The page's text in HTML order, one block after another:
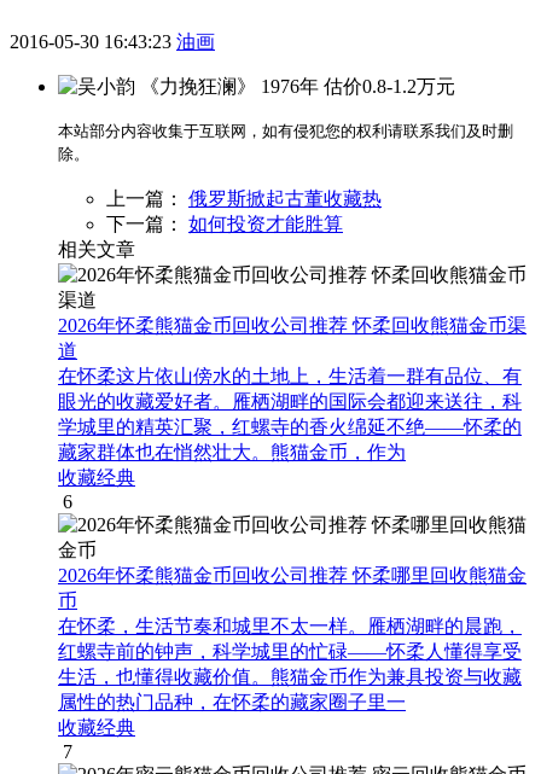
2016-05-30 16:43:23 油画
本站部分内容收集于互联网，如有侵犯您的权利请联系我们及时删
除。
上一篇： 俄罗斯掀起古董收藏热
下一篇： 如何投资才能胜算
相关文章
2026年怀柔熊猫金币回收公司推荐 怀柔回收熊猫金币渠
道
在怀柔这片依山傍水的土地上，生活着一群有品位、有
眼光的收藏爱好者。雁栖湖畔的国际会都迎来送往，科
学城里的精英汇聚，红螺寺的香火绵延不绝——怀柔的
藏家群体也在悄然壮大。熊猫金币，作为
收藏经典
6
2026年怀柔熊猫金币回收公司推荐 怀柔哪里回收熊猫金
币
在怀柔，生活节奏和城里不太一样。雁栖湖畔的晨跑，
红螺寺前的钟声，科学城里的忙碌——怀柔人懂得享受
生活，也懂得收藏价值。熊猫金币作为兼具投资与收藏
属性的热门品种，在怀柔的藏家圈子里一
收藏经典
7